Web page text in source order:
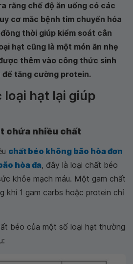
rằng chế độ ăn uống có các
cơ mắc bệnh tim chuyển hóa
thời giúp kiểm soát cân
hạt cũng là một món ăn nhẹ
thêm vào công thức sinh
tăng cường protein.
loại hạt lại giúp
chứa nhiều chất
chất béo không bão hòa đơn
hòa đa, đây là loại chất béo
khỏe mạch máu. Một gam chất
khi 1 gam carbs hoặc protein chỉ
béo của một số loại hạt thường